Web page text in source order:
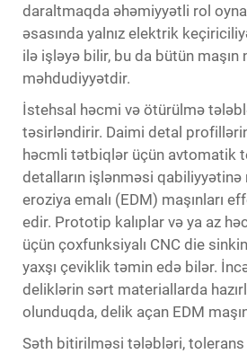
daraltmaqda əhəmiyyətli rol
əsasında yalnız elektrik
ilə işləyə bilir, bu da bütün maşın
məhdudiyyətdir.
İstehsal həcmi və ötürülmə
təsirləndirir. Daimi detal
həcmli tətbiqlər üçün avtomatik
detalların işlənməsi
eroziya emalı (EDM) maşınları
edir. Prototip kalıplar və ya az
üçün çoxfunksiyalı CNC die
yaxşı çeviklik təmin edə bilər.
deliklərin sərt materiallarda
olunduqda, delik açan EDM
Səth bitirilməsi tələbləri, tolerans